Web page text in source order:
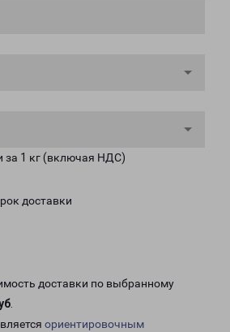
за 1 кг (включая НДС)
доставки
доставки по выбранному
.
ориентировочным